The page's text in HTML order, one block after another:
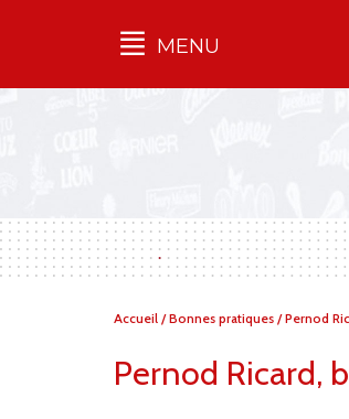
Qu'est-ce que l’Ilec
Campagnes
multimarques
MENU
Vous
Accueil /Bonnes pratiques /Pernod
Pernod Ricard,